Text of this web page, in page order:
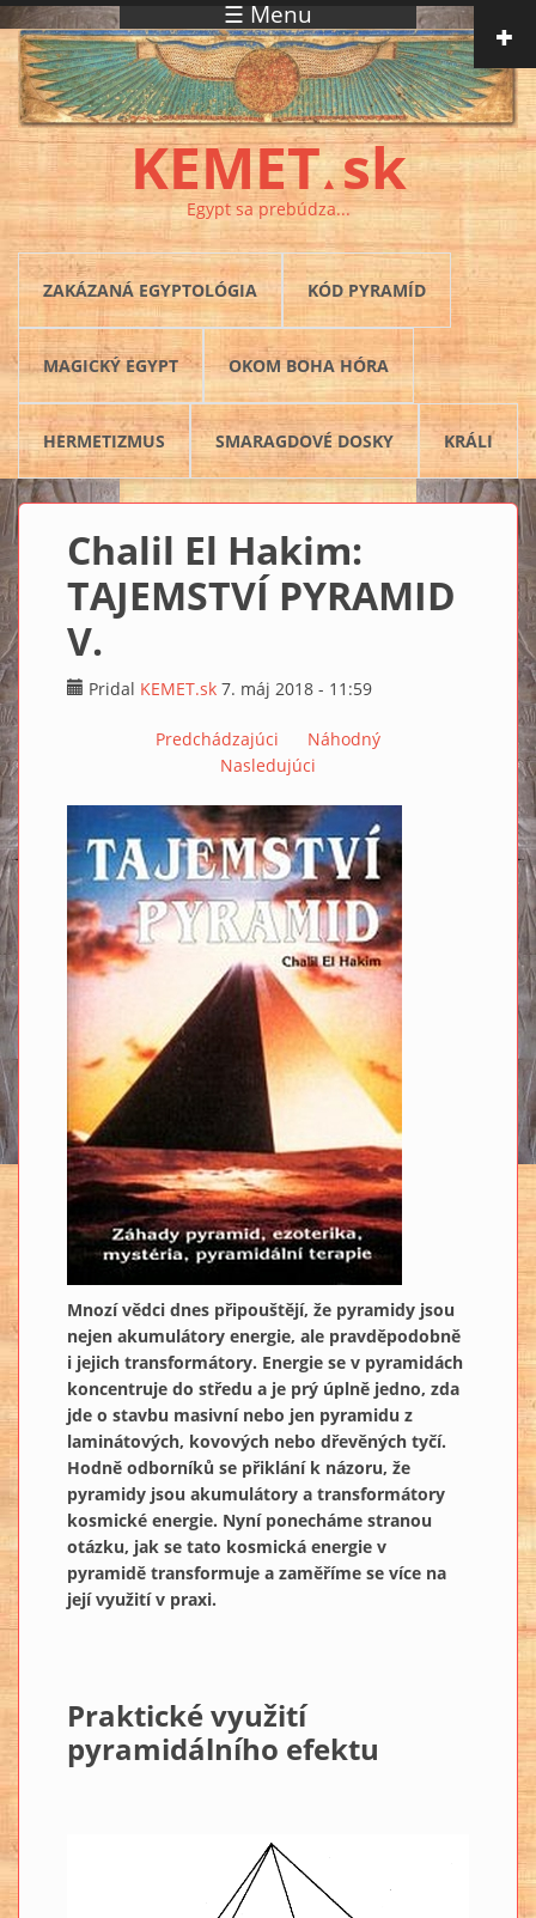
Skočiť na hlavný obsah ☰ Menu
KEMET▲ sk
Egypt sa prebúdza...
ZAKÁZANÁ EGYPTOLÓGIA KÓD PYRAMÍD
MAGICKÝ EGYPT OKOM BOHA HÓRA
HERMETIZMUS SMARAGDOVÉ DOSKY KRÁLI
Chalil El Hakim:
TAJEMSTVÍ PYRAMID
V.
Pridal KEMET.sk 7. máj 2018 - 11:59
Predchádzajúci
Náhodný
Nasledujúci
Mnozí vědci dnes připouštějí, že pyramidy jsou
nejen akumulátory energie, ale pravděpodobně
i jejich transformátory. Energie se v pyramidách
koncentruje do středu a je prý úplně jedno, zda
jde o stavbu masivní nebo jen pyramidu z
laminátových, kovových nebo dřevěných tyčí.
Hodně odborníků se přiklání k názoru, že
pyramidy jsou akumulátory a transformátory
kosmické energie. Nyní ponecháme stranou
otázku, jak se tato kosmická energie v
pyramidě transformuje a zaměříme se více na
její využití v praxi.
Praktické využití
pyramidálního efektu